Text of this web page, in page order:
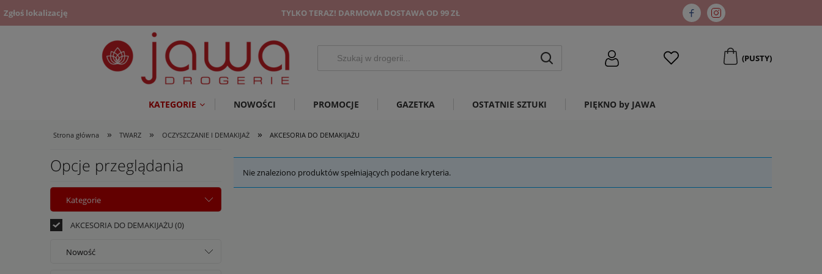
Zgłoś lokalizację TYLKO TERAZ! DARMOWA DOSTAWA OD 99 ZŁ
(PUSTY)
KATEGORIE NOWOŚCI PROMOCJE GAZETKA OSTATNIE SZTUKI PIĘKNO by JAWA
Strona główna » TWARZ » OCZYSZCZANIE I DEMAKIJAŻ » AKCESORIA DO DEMAKIJAŻU
Opcje przeglądania
Kategorie
AKCESORIA DO DEMAKIJAŻU(0)
Nowość
Nie znaleziono produktów spełniających podane kryteria.